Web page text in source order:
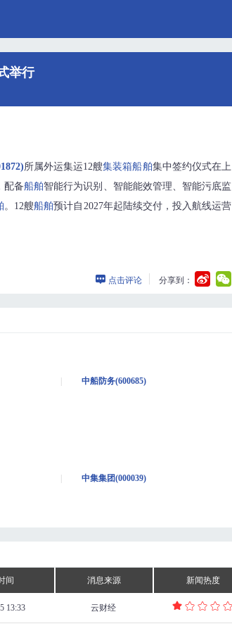
举行
所属外运集运12艘集装箱船舶集中签约仪式在上
配备船舶智能行为识别、智能能效管理、智能污底监
。12艘船舶预计自2027年起陆续交付，投入航线运营
点击评论 分享到：
中船防务(600685)
中集集团(000039)
间 消息来源 新闻热度
13:33 云财经